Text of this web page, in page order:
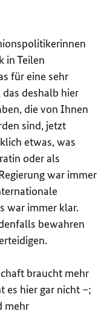
in Teilen
für eine sehr
deshalb hier
die von Ihnen
sind, jetzt
etwas, was
oder als
war immer
war immer klar.
bewahren
braucht mehr
es hier gar nicht –;
mehr